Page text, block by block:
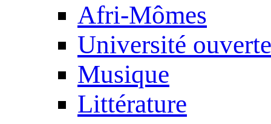
Afri-Mômes
Université ouverte
Musique
Littérature